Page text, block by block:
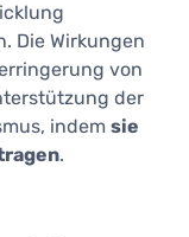
Die Wirkungen
von
der
indem sie
.